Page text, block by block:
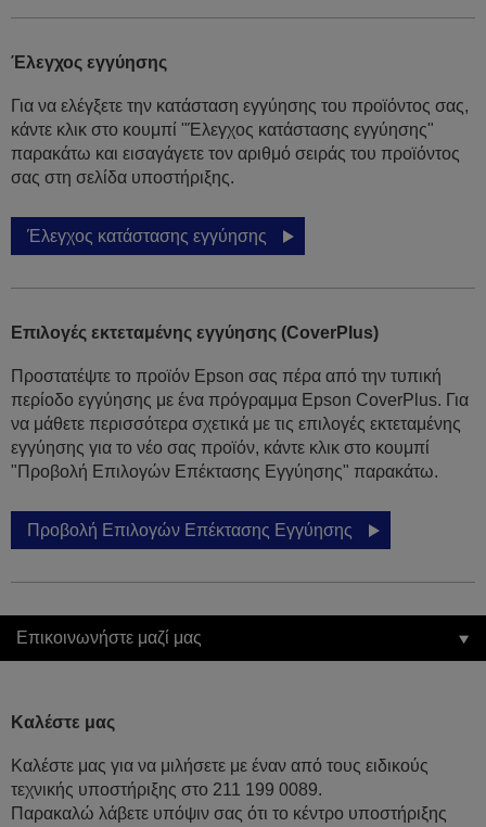
Έλεγχος εγγύησης
Για να ελέγξετε την κατάσταση εγγύησης του προϊόντος σας,
κάντε κλικ στο κουμπί "Έλεγχος κατάστασης εγγύησης"
παρακάτω και εισαγάγετε τον αριθμό σειράς του προϊόντος
σας στη σελίδα υποστήριξης.
Έλεγχος κατάστασης εγγύησης
Επιλογές εκτεταμένης εγγύησης (CoverPlus)
Προστατέψτε το προϊόν Epson σας πέρα από την τυπική
περίοδο εγγύησης με ένα πρόγραμμα Epson CoverPlus. Για
να μάθετε περισσότερα σχετικά με τις επιλογές εκτεταμένης
εγγύησης για το νέο σας προϊόν, κάντε κλικ στο κουμπί
"Προβολή Επιλογών Επέκτασης Εγγύησης" παρακάτω.
Προβολή Επιλογών Επέκτασης Εγγύησης
Επικοινωνήστε μαζί μας
Καλέστε μας
Καλέστε μας για να μιλήσετε με έναν από τους ειδικούς
τεχνικής υποστήριξης στο 211 199 0089.
Παρακαλώ λάβετε υπόψιν σας ότι το κέντρο υποστήριξης